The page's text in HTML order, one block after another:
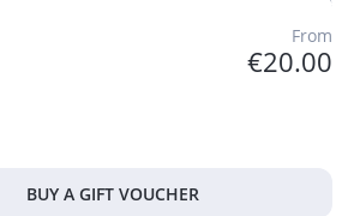
From
€20.00
BUY A GIFT VOUCHER